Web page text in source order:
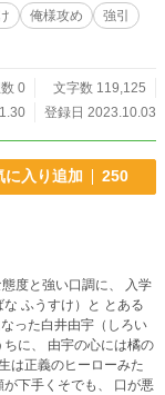
俺様攻め
強引
0
文字数 119,125
登録日 2023.10.03
に入り追加 250
った白井由宇（しろい
下手くそでも、 口が悪